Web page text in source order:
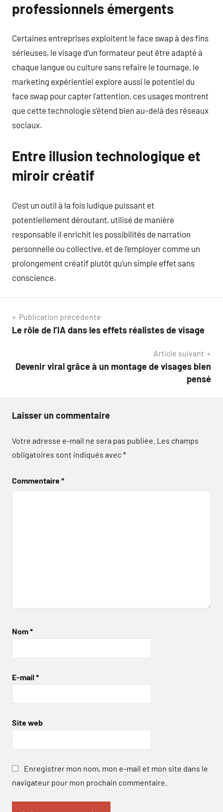
professionnels émergents
Certaines entreprises exploitent le face swap à des fins
sérieuses, le visage d’un formateur peut être adapté à
chaque langue ou culture sans refaire le tournage, le
marketing expérientiel explore aussi le potentiel du
face swap pour capter l’attention, ces usages montrent
que cette technologie s’étend bien au-delà des réseaux
sociaux.
Entre illusion technologique et
miroir créatif
C’est un outil à la fois ludique puissant et
potentiellement déroutant, utilisé de manière
responsable il enrichit les possibilités de narration
personnelle ou collective, et de l’employer comme un
prolongement créatif plutôt qu’un simple effet sans
conscience.
Navigation
de
Publication précédente
Le rôle de l’IA dans les effets réalistes de visage
Article suivant
Devenir viral grâce à un montage de visages bien
pensé
Laisser un commentaire
Votre adresse e-mail ne sera pas publiée. Les champs
obligatoires sont indiqués avec*
Commentaire*
Nom*
E-mail *
Site web
Enregistrer mon nom, mon e-mail et mon site dans le
navigateur pour mon prochain commentaire.